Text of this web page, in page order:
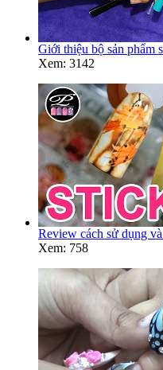
Giới thiệu bộ sản phẩm
Xem: 3142
Review cách sử dụng
Xem: 758